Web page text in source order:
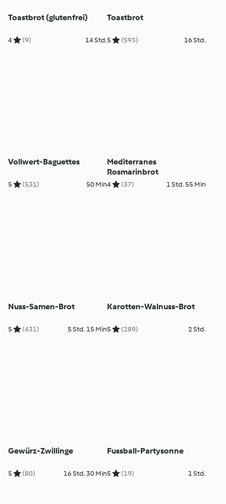
Toastbrot (glutenfrei)
4 (9) 14 Std.
Toastbrot
5 (593) 16 Std.
Vollwert-Baguettes
5 (531) 50 Min
Mediterranes
Rosmarinbrot
4 (37) 1 Std. 55 Min
Nuss-Samen-Brot
5 (431) 5 Std. 15 Min
Karotten-Walnuss-Brot
5 (289) 2 Std.
Gewürz-Zwillinge
5 (80) 16 Std. 30 Min
Fussball-Partysonne
5 (19) 1 Std.